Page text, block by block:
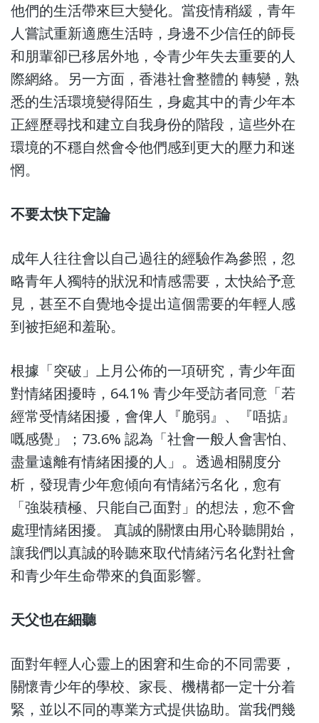
他們的生活帶來巨大變化。當疫情稍緩，青年
人嘗試重新適應生活時，身邊不少信任的師長
和朋輩卻已移居外地，令青少年失去重要的人
際網絡。另一方面，香港社會整體的 轉變，熟
悉的生活環境變得陌生，身處其中的青少年本
正經歷尋找和建立自我身份的階段，這些外在
環境的不穩自然會令他們感到更大的壓力和迷
惘。
不要太快下定論
成年人往往會以自己過往的經驗作為參照，忽
略青年人獨特的狀況和情感需要，太快給予意
見，甚至不自覺地令提出這個需要的年輕人感
到被拒絕和羞恥。
根據「突破」上月公佈的一項研究 ，青少年面
對情緒困擾時，64.1% 青少年受訪者同意「若
經常受情緒困擾，會俾人『脆弱』、『唔掂』
嘅感覺」；73.6% 認為「社會一般人會害怕、
盡量遠離有情緒困擾的人」。透過相關度分
析，發現青少年愈傾向有情緒污名化，愈有
「強裝積極、只能自己面對」的想法，愈不會
處理情緒困擾。 真誠的關懷由用心聆聽開始，
讓我們以真誠的聆聽來取代情緒污名化對社會
和青少年生命帶來的負面影響。
天父也在細聽
面對年輕人心靈上的困窘和生命的不同需要，
關懷青少年的學校、家長、機構都一定十分着
緊，並以不同的專業方式提供協助。當我們幾